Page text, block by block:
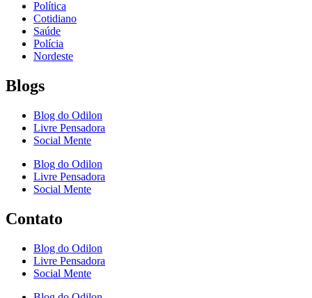
Política
Cotidiano
Saúde
Polícia
Nordeste
Blogs
Blog do Odilon
Livre Pensadora
Social Mente
Blog do Odilon
Livre Pensadora
Social Mente
Contato
Blog do Odilon
Livre Pensadora
Social Mente